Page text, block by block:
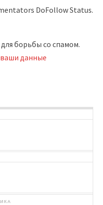
DoFollow Status.
борьбы со спамом.
данные